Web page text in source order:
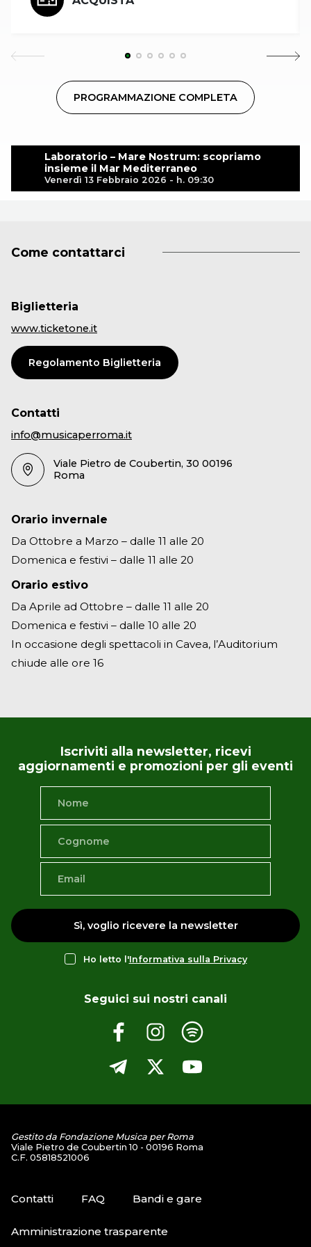
Laboratorio – Mare Nostrum: scopriamo
insieme il Mar Mediterraneo
Venerdì 13 Febbraio 2026 - h. 09:30
PROGRAMMAZIONE COMPLETA
Come contattarci
Biglietteria
www.ticketone.it
Regolamento Biglietteria
Contatti
info@musicaperroma.it
Viale Pietro de Coubertin, 30 00196
Roma
Orario invernale
Da Ottobre a Marzo – dalle 11 alle 20
Domenica e festivi – dalle 11 alle 20
Orario estivo
Da Aprile ad Ottobre – dalle 11 alle 20
Domenica e festivi – dalle 10 alle 20
In occasione degli spettacoli in Cavea, l’Auditorium
chiude alle ore 16
Iscriviti alla newsletter, ricevi
aggiornamenti e promozioni per gli eventi
Sì, voglio ricevere la newsletter
Ho letto l'Informativa sulla Privacy
Seguici sui nostri canali
Gestito da Fondazione Musica per Roma
Viale Pietro de Coubertin 10 - 00196 Roma
C.F. 05818521006
Contatti FAQ Bandi e gare
Amministrazione trasparente